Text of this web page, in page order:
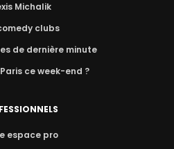
Michalik
clubs
de dernière minute
ce week-end ?
espace pro